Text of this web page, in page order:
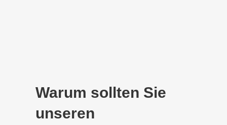
Warum sollten Sie
unseren